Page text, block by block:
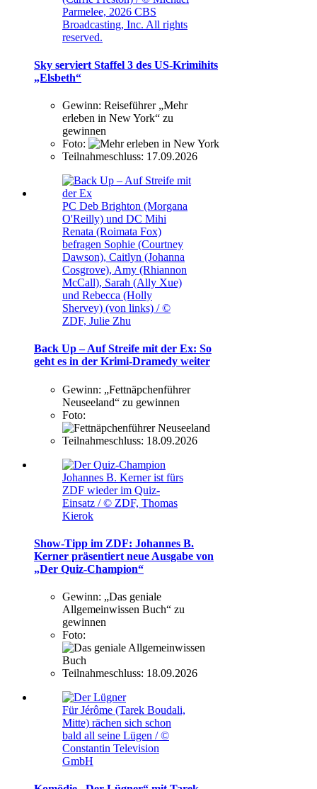
Parmelee, 2026 CBS
Broadcasting, Inc. All rights
reserved.
Sky serviert Staffel 3 des US-Krimihits
„Elsbeth“
Gewinn: Reiseführer „Mehr
erleben in New York“ zu
gewinnen
Foto:
Teilnahmeschluss: 17.09.2026
PC Deb Brighton (Morgana
O'Reilly) und DC Mihi
Renata (Roimata Fox)
befragen Sophie (Courtney
Dawson), Caitlyn (Johanna
Cosgrove), Amy (Rhiannon
McCall), Sarah (Ally Xue)
und Rebecca (Holly
Shervey) (von links) / ©
ZDF, Julie Zhu
Back Up – Auf Streife mit der Ex: So
geht es in der Krimi-Dramedy weiter
Gewinn: „Fettnäpchenführer
Neuseeland“ zu gewinnen
Foto:
Teilnahmeschluss: 18.09.2026
Johannes B. Kerner ist fürs
ZDF wieder im Quiz-
Einsatz / © ZDF, Thomas
Kierok
Show-Tipp im ZDF: Johannes B.
Kerner präsentiert neue Ausgabe von
„Der Quiz-Champion“
Gewinn: „Das geniale
Allgemeinwissen Buch“ zu
gewinnen
Foto:
Teilnahmeschluss: 18.09.2026
Für Jérôme (Tarek Boudali,
Mitte) rächen sich schon
bald all seine Lügen / ©
Constantin Television
GmbH